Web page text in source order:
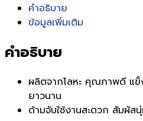
คำอธิบาย
ข้อมูลเพิ่มเติม
คำอธิบาย
ผลิตจากโลหะ คุณภาพดี แข็
ยาวนาน
ด้ามจับใช้งานสะดวก สัมผัส